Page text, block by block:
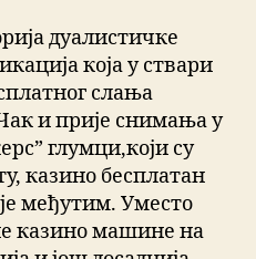
дуалистичке
која у ствари
слања
и прије снимања у
глумци,који су
казино бесплатан
међутим. Уместо
казино машине на